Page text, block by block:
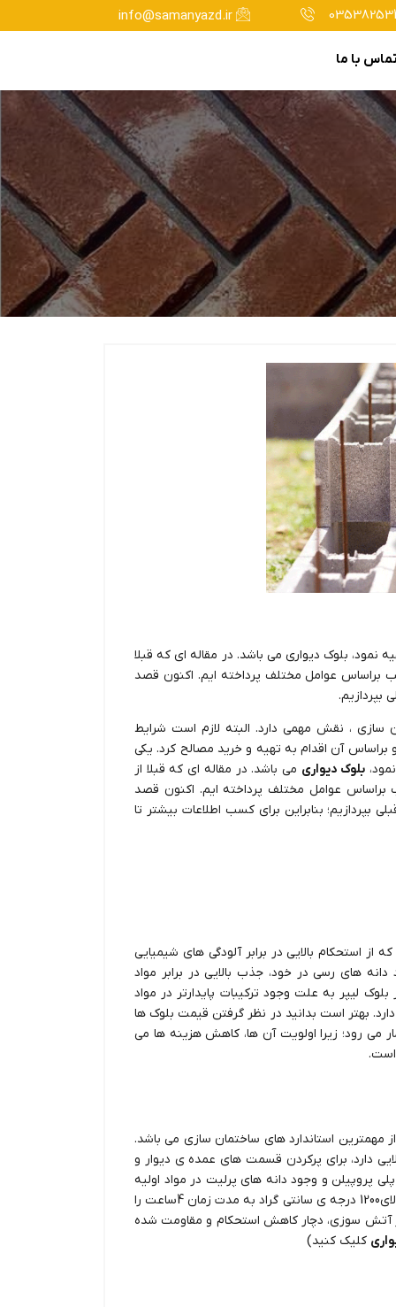
info@samanyazd.ir
با ما
بلوک دیواری می باشد. در مقاله ای که قبلا
عوامل مختلف پرداخته ایم. اکنون قصد
بپردازیم.
سازی ، نقش مهمی دارد. البته لازم است شرایط
آن اقدام به تهیه و خرید مصالح کرد. یکی
بلوک دیواری می باشد. در مقاله ای که قبلا از
عوامل مختلف پرداخته ایم. اکنون قصد
بپردازیم؛ بنابراین برای کسب اطلاعات بیشتر تا
استحکام بالایی در برابر آلودگی های شیمیایی
های رسی در خود، جذب بالایی در برابر مواد
لیپر به علت وجود ترکیبات پایدارتر در مواد
بهتر است بدانید در نظر گرفتن قیمت بلوک ها
می رود؛ زیرا اولویت آن ها، کاهش هزینه ها می
است.
مهمترین استاندارد های ساختمان سازی می باشد.
دارد، برای پرکردن قسمت های عمده ی دیوار و
پروپیلن و وجود دانه های پرلیت در مواد اولیه
ی خود، استحکام و مقاومت بالایی در برابر آتش سوزی با دمای بالای1200 درجه ی سانتی گراد به مدت زمان 4ساعت را
از آتش سوزی، دچار کاهش استحکام و مقاومت شده
کلیک کنید)